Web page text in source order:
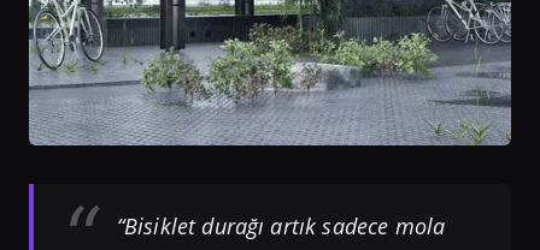
“Bisiklet durağı artık sadece mola